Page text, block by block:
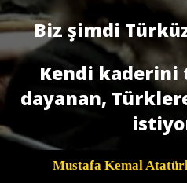
Biz şimdi
Kendi kaderini
dayanan,
Mustafa Kemal